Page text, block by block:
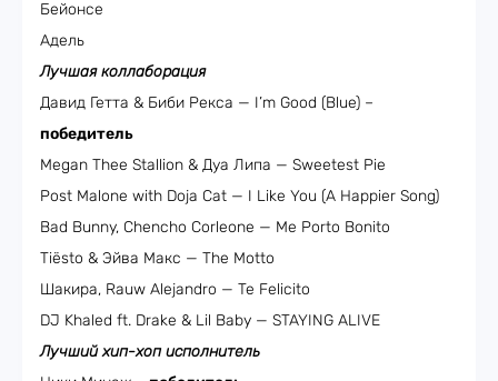
Бейонсе
Адель
Лучшая коллаборация
Давид Гетта & Биби Рекса — I’m Good (Blue) –
победитель
Megan Thee Stallion & Дуа Липа — Sweetest Pie
Post Malone with Doja Cat — I Like You (A Happier Song)
Bad Bunny, Chencho Corleone — Me Porto Bonito
Tiësto & Эйва Макс — The Motto
Шакира, Rauw Alejandro — Te Felicito
DJ Khaled ft. Drake & Lil Baby — STAYING ALIVE
Лучший хип-хоп исполнитель